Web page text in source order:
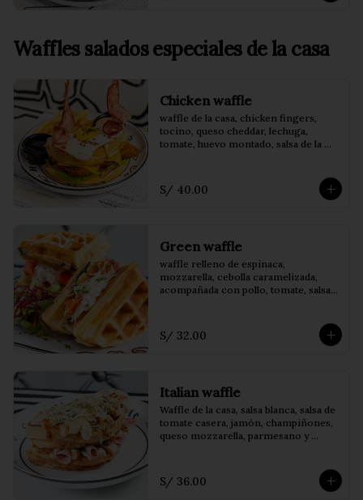
Waffles salados especiales de la casa
Chicken waffle
waffle de la casa, chicken fingers,
tocino, queso cheddar, lechuga,
tomate, huevo montado, salsa de la
S/ 40.00
Green waffle
waffle relleno de espinaca,
mozzarella, cebolla caramelizada,
acompañada con pollo, tomate, salsa
S/ 32.00
Italian waffle
Waffle de la casa, salsa blanca, salsa de
tomate casera, jamón, champiñones,
queso mozzarella, parmesano y
S/ 36.00